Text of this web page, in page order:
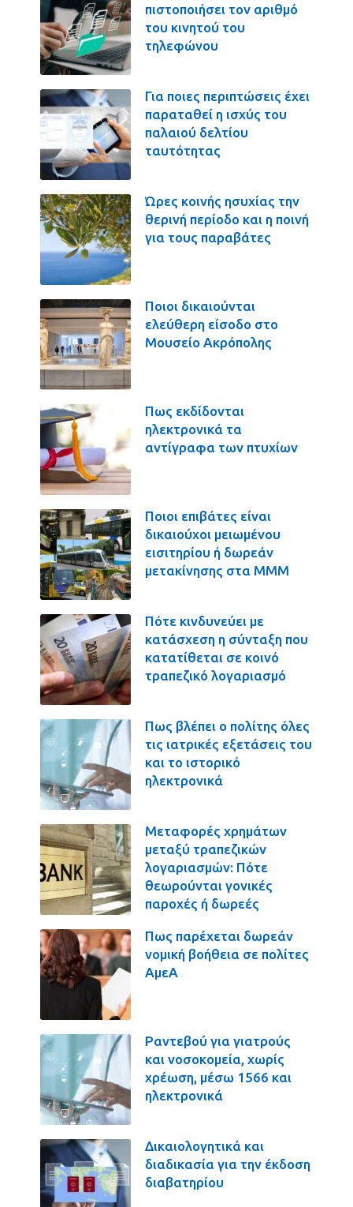
πιστοποιήσει τον αριθμό
του κινητού του
τηλεφώνου
Για ποιες περιπτώσεις έχει
παραταθεί η ισχύς του
παλαιού δελτίου
ταυτότητας
Ώρες κοινής ησυχίας την
θερινή περίοδο και η ποινή
για τους παραβάτες
Ποιοι δικαιούνται
ελεύθερη είσοδο στο
Μουσείο Ακρόπολης
Πως εκδίδονται
ηλεκτρονικά τα
αντίγραφα των πτυχίων
Ποιοι επιβάτες είναι
δικαιούχοι μειωμένου
εισιτηρίου ή δωρεάν
μετακίνησης στα ΜΜΜ
Πότε κινδυνεύει με
κατάσχεση η σύνταξη που
κατατίθεται σε κοινό
τραπεζικό λογαριασμό
Πως βλέπει ο πολίτης όλες
τις ιατρικές εξετάσεις του
και το ιστορικό
ηλεκτρονικά
Μεταφορές χρημάτων
μεταξύ τραπεζικών
λογαριασμών: Πότε
θεωρούνται γονικές
παροχές ή δωρεές
Πως παρέχεται δωρεάν
νομική βοήθεια σε πολίτες
ΑμεΑ
Ραντεβού για γιατρούς
και νοσοκομεία, χωρίς
χρέωση, μέσω 1566 και
ηλεκτρονικά
Δικαιολογητικά και
διαδικασία για την έκδοση
διαβατηρίου